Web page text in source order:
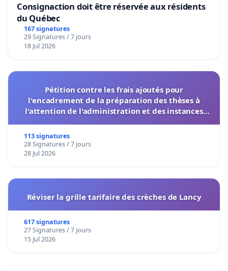
Consignaction doit être réservée aux résidents
du Québec
167 signatures
29 Signatures / 7 jours
18 Jul 2026
Pétition contre les frais ajoutés pour
l'encadrement de la préparation des thèses à
l'attention de l'administration et des instances
113 signatures
28 Signatures / 7 jours
28 Jul 2026
Réviser la grille tarifaire des crèches de Lancy
617 signatures
27 Signatures / 7 jours
15 Jul 2026